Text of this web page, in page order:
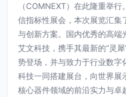
（COMNEXT）在此隆重举
信指标性展会，本次展览汇集
与创新方案。国内优秀的高
艾文科技，携手其最新的“灵
势登场，并与致力于行业数字
科技一同搭建展台，向世界展
核心器件领域的前沿实力与卓